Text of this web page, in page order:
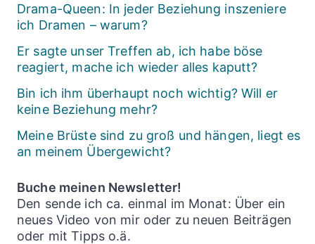
Drama-Queen: In jeder Beziehung inszeniere
ich Dramen – warum?
Er sagte unser Treffen ab, ich habe böse
reagiert, mache ich wieder alles kaputt?
Bin ich ihm überhaupt noch wichtig? Will er
keine Beziehung mehr?
Meine Brüste sind zu groß und hängen, liegt es
an meinem Übergewicht?
Buche meinen Newsletter!
Den sende ich ca. einmal im Monat: Über ein
neues Video von mir oder zu neuen Beiträgen
oder mit Tipps o.ä.